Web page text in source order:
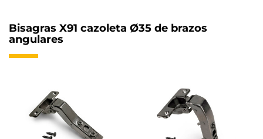
Bisagras X91 cazoleta Ø35 de brazos
angulares